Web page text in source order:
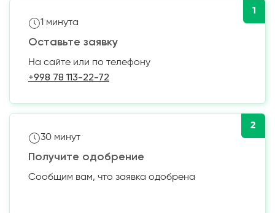
1
1 минута
Оставьте заявку
На сайте или по телефону
+998 78 113-22-72
2
30 минут
Получите одобрение
Сообщим вам, что заявка одобрена